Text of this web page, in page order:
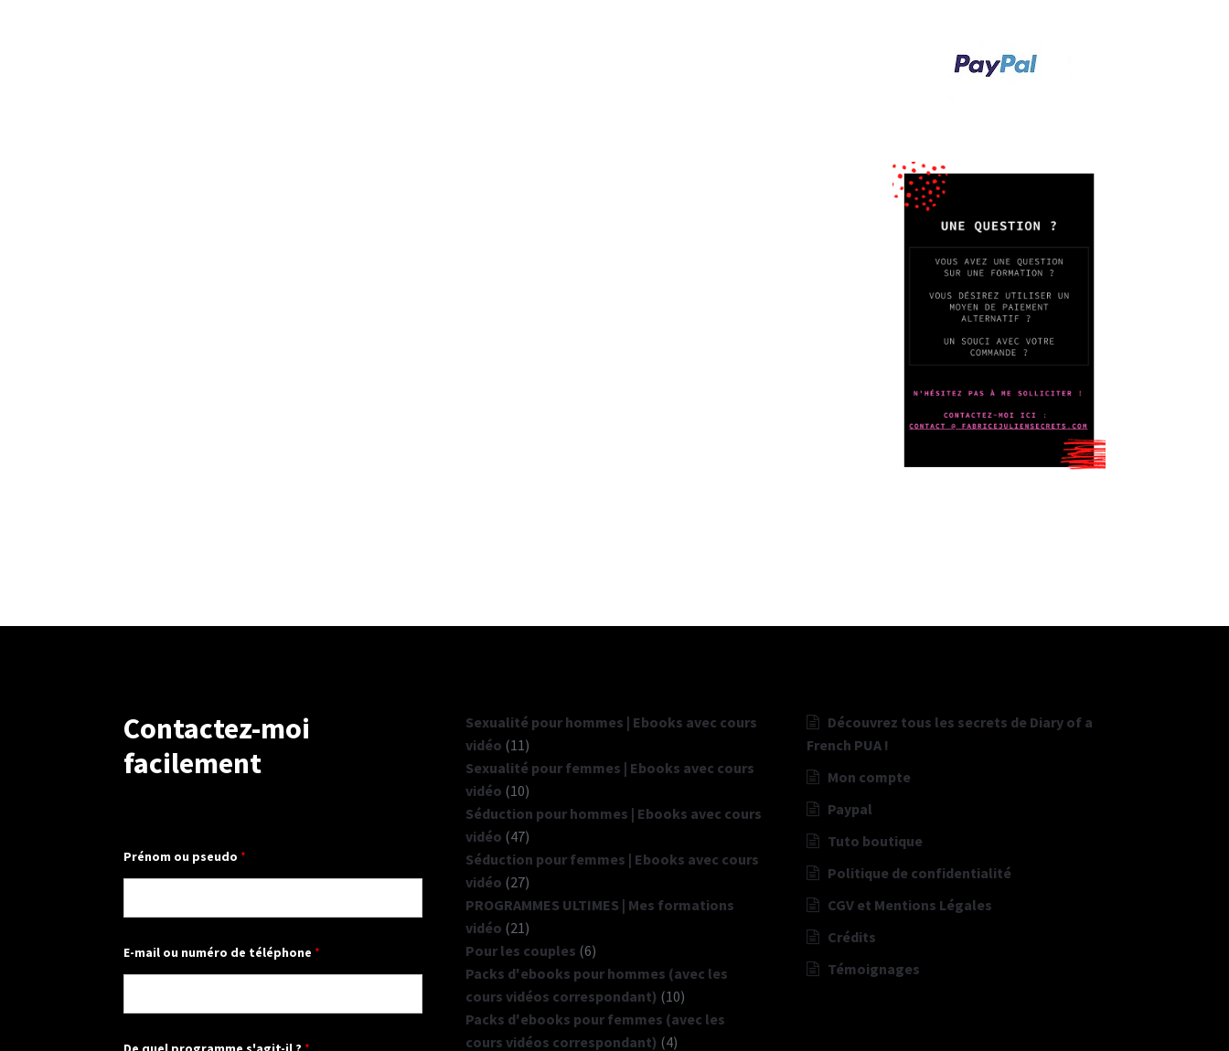
Contactez-moi
facilement
Prénom ou pseudo *
E-mail ou numéro de téléphone *
Sexualité pour hommes | Ebooks avec cours
vidéo 1111
produits
Sexualité pour femmes | Ebooks avec cours
vidéo 1010
produits
Séduction pour hommes | Ebooks avec cours
vidéo 4747
produits
Séduction pour femmes | Ebooks avec cours
vidéo 2727
produits
PROGRAMMES ULTIMES | Mes formations
vidéo 2121
produits
Pour les couples 66
produits
Packs d'ebooks pour hommes (avec les
cours vidéos correspondant) 1010
produits
Packs d'ebooks pour femmes (avec les
cours vidéos correspondant) 44
Découvrez tous les secrets de Diary of a
French PUA !
Mon compte
Paypal
Tuto boutique
Politique de confidentialité
CGV et Mentions Légales
Crédits
Témoignages